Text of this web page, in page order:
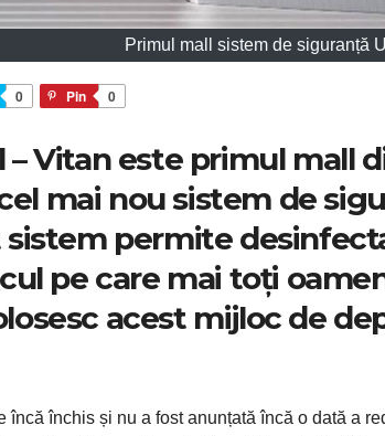
Primul mall sistem de siguranță
0 Pin 0
– Vitan este primul mall
mai nou sistem de
sistem permite
pe care mai toți
acest mijloc de
încă închis și nu a fost anunțată încă o dată a